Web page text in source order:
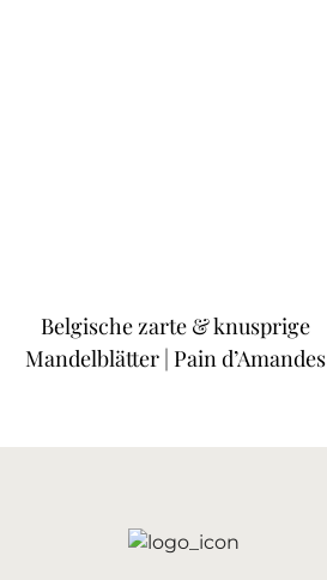
Belgische zarte & knusprige
Mandelblätter | Pain d’Amandes